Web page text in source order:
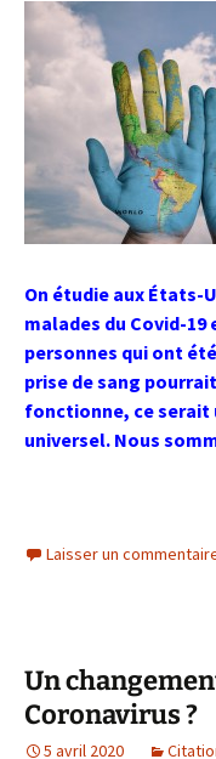
On étudie aux États-
malades du Covid-
personnes qui ont
prise de sang
fonctionne, ce serait
universel. Nous
Laisser un
Un
Coronavirus ?
5 avril 2020